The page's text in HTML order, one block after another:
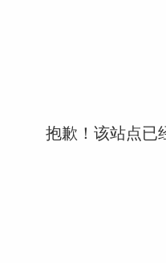
抱歉！该站点已